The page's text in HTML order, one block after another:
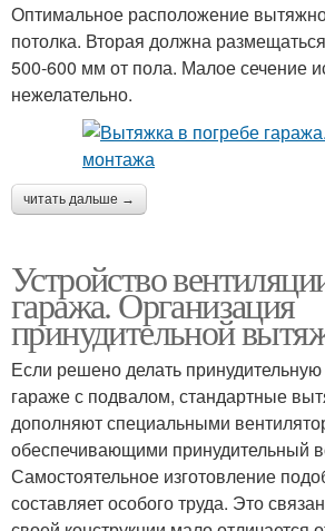
Оптимальное расположение
потолка. Вторая должна
500-600 мм от пола. Малое сечение
нежелательно.
читать дальше →
Устройство
гаража. Организация
принудительной
Если решено делать
гараже с подвалом, стандартные
дополняют специальными
обеспечивающими принудительный
Самостоятельное изготовление
составляет особого труда. Это